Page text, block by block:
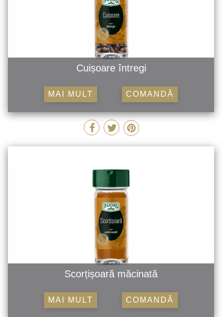
Cuișoare întregi
MAI MULT COMANDĂ
Scorțișoară măcinată
MAI MULT COMANDĂ